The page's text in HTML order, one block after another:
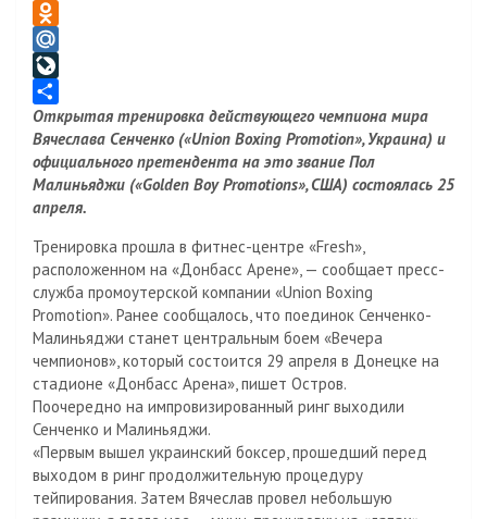
e
l
e
g
r
a
m
V
K
O
d
n
o
k
l
a
s
n
i
k
M
a
i
l
.
R
L
i
v
e
J
u
r
n
a
О
т
п
р
в
и
т
ь
Открытая тренировка действующего чемпиона мира
Вячеслава Сенченко («Union Boxing Promotion», Украина) и
официального претендента на это звание Пол
Малиньяджи («Golden Boy Promotions», США) состоялась 25
апреля.
Тренировка прошла в фитнес-центре «Fresh»,
расположенном на «Донбасс Арене», — сообщает пресс-
служба промоутерской компании «Union Boxing
Promotion». Ранее сообщалось, что поединок Сенченко-
Малиньяджи станет центральным боем «Вечера
чемпионов», который состоится 29 апреля в Донецке на
стадионе «Донбасс Арена», пишет Остров.
Поочередно на импровизированный ринг выходили
Сенченко и Малиньяджи.
«Первым вышел украинский боксер, прошедший перед
выходом в ринг продолжительную процедуру
тейпирования. Затем Вячеслав провел небольшую